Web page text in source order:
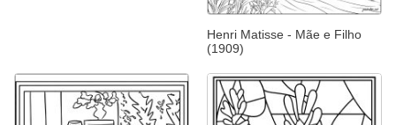
Henri Matisse - Mãe e Filho
(1909)